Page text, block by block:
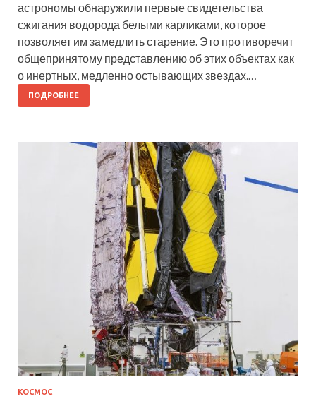
астрономы обнаружили первые свидетельства
сжигания водорода белыми карликами, которое
позволяет им замедлить старение. Это противоречит
общепринятому представлению об этих объектах как
о инертных, медленно остывающих звездах.…
ПОДРОБНЕЕ
КОСМОС